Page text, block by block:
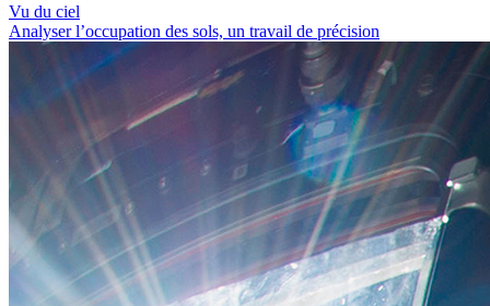
Vu du ciel
Analyser l’occupation des sols, un travail de précision